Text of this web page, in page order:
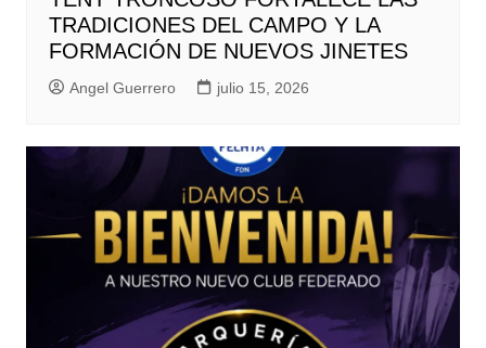
TRADICIONES DEL CAMPO Y LA
FORMACIÓN DE NUEVOS JINETES
Angel Guerrero julio 15, 2026